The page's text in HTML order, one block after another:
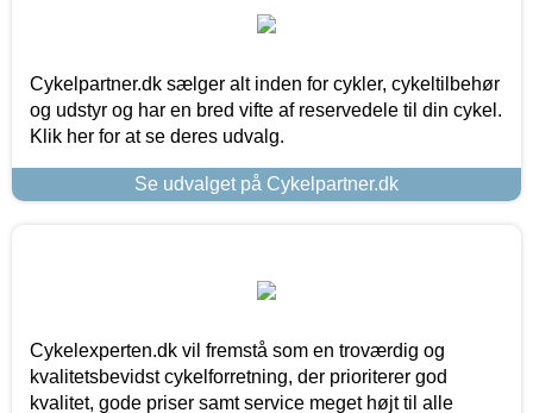
Cykelpartner.dk sælger alt inden for cykler, cykeltilbehør
og udstyr og har en bred vifte af reservedele til din cykel.
Klik her for at se deres udvalg.
Se udvalget på Cykelpartner.dk
Cykelexperten.dk vil fremstå som en troværdig og
kvalitetsbevidst cykelforretning, der prioriterer god
kvalitet, gode priser samt service meget højt til alle